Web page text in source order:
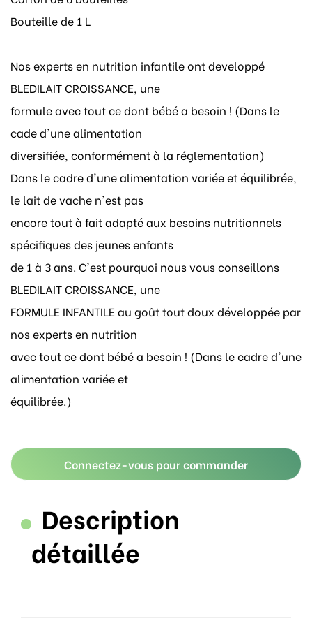
Bouteille de 1 L
Nos experts en nutrition infantile ont developpé
BLEDILAIT CROISSANCE, une
formule avec tout ce dont bébé a besoin ! (Dans le
cade d'une alimentation
diversifiée, conformément à la réglementation)
Dans le cadre d'une alimentation variée et équilibrée,
le lait de vache n'est pas
encore tout à fait adapté aux besoins nutritionnels
spécifiques des jeunes enfants
de 1 à 3 ans. C'est pourquoi nous vous conseillons
BLEDILAIT CROISSANCE, une
FORMULE INFANTILE au goût tout doux développée par
nos experts en nutrition
avec tout ce dont bébé a besoin ! (Dans le cadre d'une
alimentation variée et
équilibrée.)
Connectez-vous pour commander
Description
détaillée